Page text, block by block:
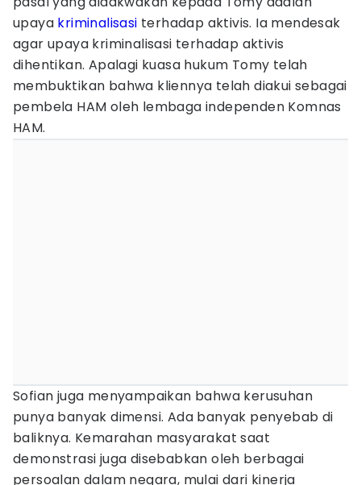
upaya kriminalisasi terhadap aktivis. Ia mendesak
agar upaya kriminalisasi terhadap aktivis
dihentikan. Apalagi kuasa hukum Tomy telah
membuktikan bahwa kliennya telah diakui sebagai
pembela HAM oleh lembaga independen Komnas
HAM.
Sofian juga menyampaikan bahwa kerusuhan
punya banyak dimensi. Ada banyak penyebab di
baliknya. Kemarahan masyarakat saat
demonstrasi juga disebabkan oleh berbagai
persoalan dalam negara, mulai dari kinerja